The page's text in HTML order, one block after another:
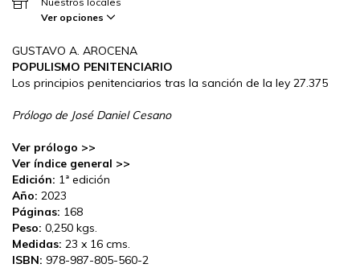
Ver opciones
GUSTAVO A. AROCENA
POPULISMO PENITENCIARIO
Los principios penitenciarios tras la sanción de la ley 27.375
Prólogo de José Daniel Cesano
Ver prólogo >>
Ver índice general >>
Edición: 1ª edición
Año: 2023
Páginas: 168
Peso: 0,250 kgs.
Medidas: 23 x 16 cms.
ISBN: 978-987-805-560-2